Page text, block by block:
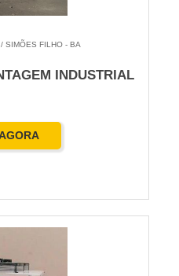
/ SIMÕES FILHO - BA
INDUSTRIAL